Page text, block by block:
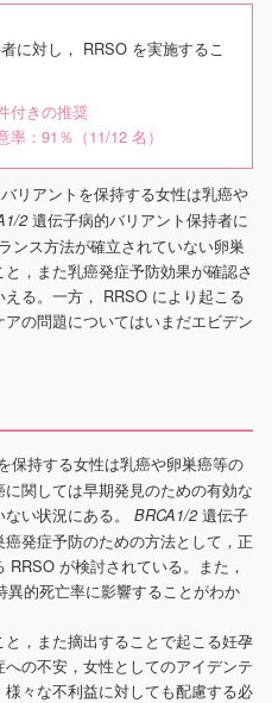
に対し， RRSO を実施するこ
付きの推奨
：91％（11/12 名）
リアントを保持する女性は乳癌や
2遺伝子病的バリアント保持者に
ンス方法が確立されていない卵巣
，また乳癌発症予防効果が確認さ
る。一方， RRSO により起こる
の問題についてはいまだエビデン
保持する女性は乳癌や卵巣癌等の
関しては早期発見のための有効な
い状況にある。
BRCA1/2遺伝子
発症予防のための方法として，正
が検討されている。また，
的死亡率に影響することがわか
，また摘出することで起こる妊孕
の不安，女性としてのアイデンテ
々な不利益に対しても配慮する必